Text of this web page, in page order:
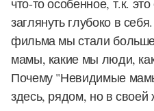
что-то особенное, т.к.
заглянуть глубоко в
фильма мы стали
мамы, какие мы люди,
Почему "Невидимые
здесь, рядом, но в